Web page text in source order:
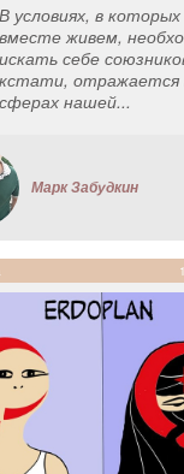
В условиях, в
вместе живем,
искать себе
кстати, отражается
сферах нашей...
Марк Забудкин